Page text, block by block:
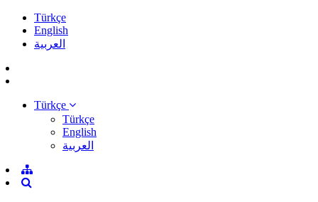
Türkçe
English
العربية
Türkçe
Türkçe
English
العربية